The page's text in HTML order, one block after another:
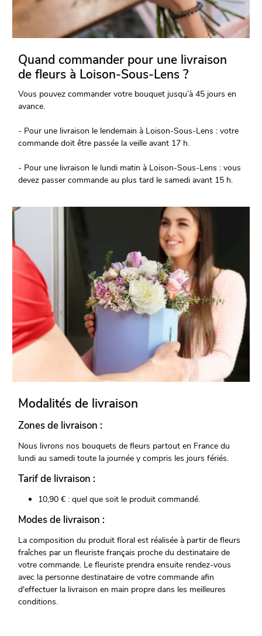
Quand commander pour une livraison
de fleurs à Loison-Sous-Lens ?
Vous pouvez commander votre bouquet jusqu’à 45 jours en
avance.
- Pour une livraison le lendemain à Loison-Sous-Lens : votre
commande doit être passée la veille avant 17 h.
- Pour une livraison le lundi matin à Loison-Sous-Lens : vous
devez passer commande au plus tard le samedi avant 15 h.
Modalités de livraison
Zones de livraison :
Nous livrons nos bouquets de fleurs partout en France du
lundi au samedi toute la journée y compris les jours fériés.
Tarif de livraison :
10,90 € : quel que soit le produit commandé.
Modes de livraison :
La composition du produit floral est réalisée à partir de fleurs
fraîches par un fleuriste français proche du destinataire de
votre commande. Le fleuriste prendra ensuite rendez-vous
avec la personne destinataire de votre commande afin
d'effectuer la livraison en main propre dans les meilleures
conditions.